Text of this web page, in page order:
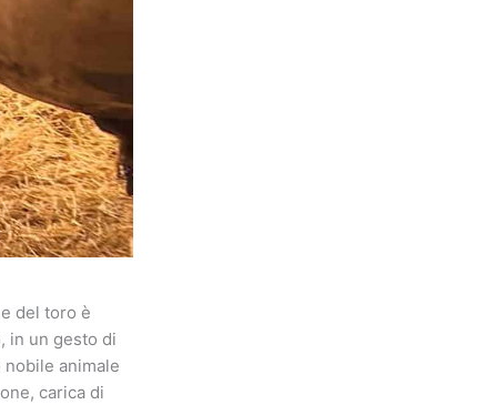
del toro è
in un gesto di
nobile animale
carica di